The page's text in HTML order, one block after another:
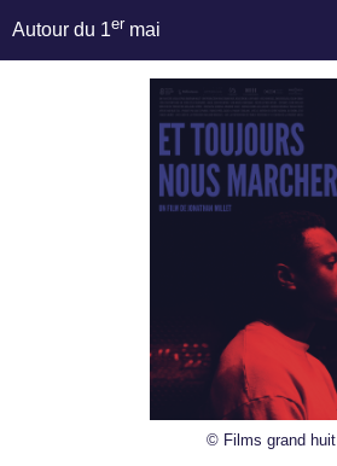
Autour du 1er mai
© Films grand huit